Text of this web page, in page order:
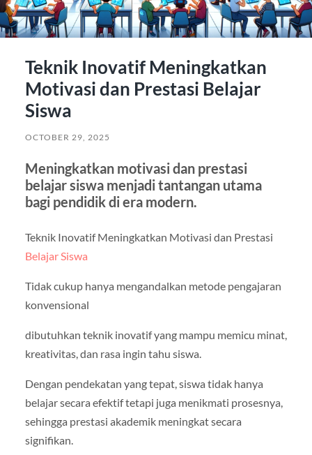
Teknik Inovatif Meningkatkan
Motivasi dan Prestasi Belajar
Siswa
OCTOBER 29, 2025
Meningkatkan motivasi dan prestasi
belajar siswa menjadi tantangan utama
bagi pendidik di era modern.
Teknik Inovatif Meningkatkan Motivasi dan Prestasi
Belajar Siswa
Tidak cukup hanya mengandalkan metode pengajaran
konvensional
dibutuhkan teknik inovatif yang mampu memicu minat,
kreativitas, dan rasa ingin tahu siswa.
Dengan pendekatan yang tepat, siswa tidak hanya
belajar secara efektif tetapi juga menikmati prosesnya,
sehingga prestasi akademik meningkat secara
signifikan.